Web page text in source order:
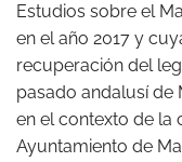
Estudios sobre el
en el año 2017 y
recuperación del
pasado andalusí de
en el contexto de la
Ayuntamiento de